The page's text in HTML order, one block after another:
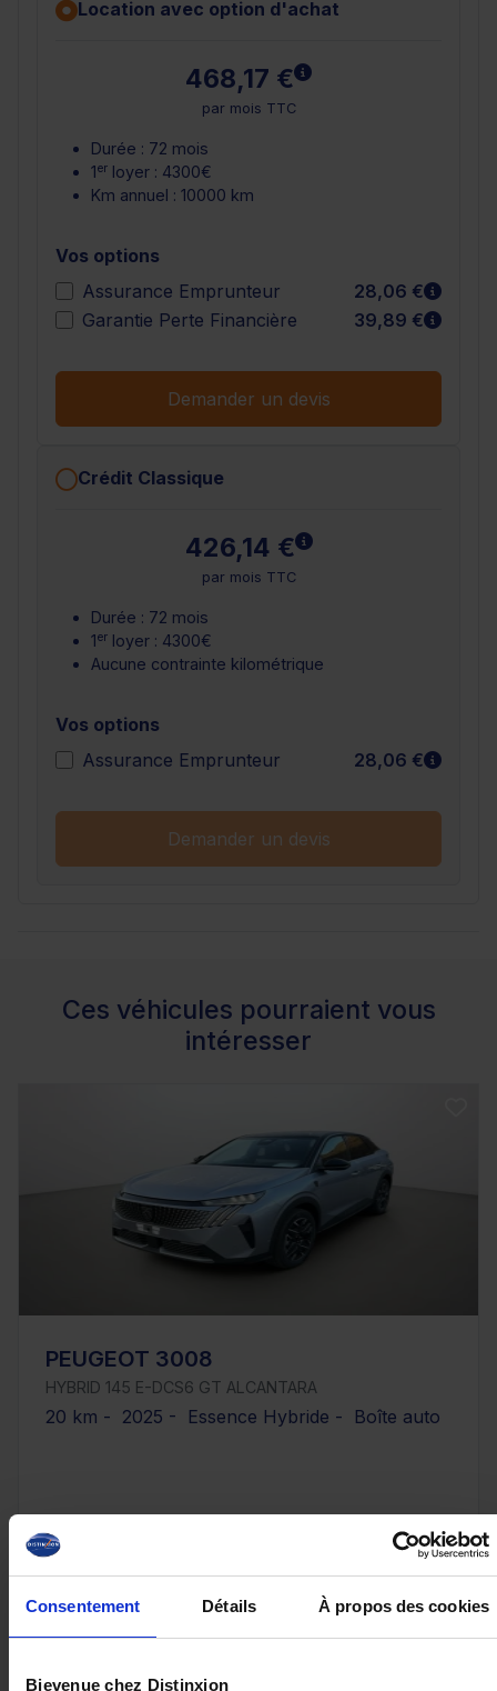
Consentement Détails À propos des cookies
Bievenue chez Distinxion
Location avec option d'achat
468,17 € En savoir plus
par mois TTC
Durée : 72 mois
1er loyer : 4300€
Km annuel : 10000 km
Vos options
Assurance Emprunteur
28,06 €
En
Garantie Perte Financière
39,89 € En
Demander un devis
Crédit Classique
426,14 € En savoir plus
par mois TTC
Durée : 72 mois
1er loyer : 4300€
Aucune contrainte kilométrique
Vos options
Assurance Emprunteur
28,06 € En
Demander un devis
Ces véhicules pourraient vous
intéresser
PEUGEOT 3008
HYBRID 145 E-DCS6 GT ALCANTARA
20 km - 2025 - Essence Hybride - Boîte auto
33 990€
ou à partir de559.14 €/mois